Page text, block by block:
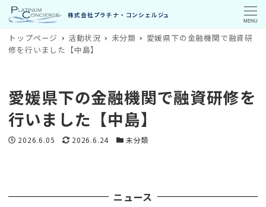
MENU
トップページ 活動状況 未分類
愛媛県下の金融機関で融資研
修を行いました【中島】
愛媛県下の金融機関で融資研修を
行いました【中島】
投稿日
2026.6.05 更新日
2026.6.24 カテゴリー
未分類
ニュース